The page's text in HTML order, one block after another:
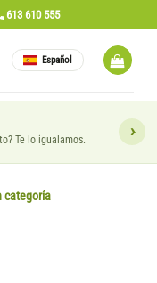
613 610 555
Español
Te lo igualamos.
categoría